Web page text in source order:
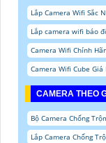
Lắp Camera Wifi Sắc
Lắp camera wifi báo
Camera Wifi Chính
Camera Wifi Cube
CAMERA THEO
Bộ Camera Chống
Lắp Camera Chống